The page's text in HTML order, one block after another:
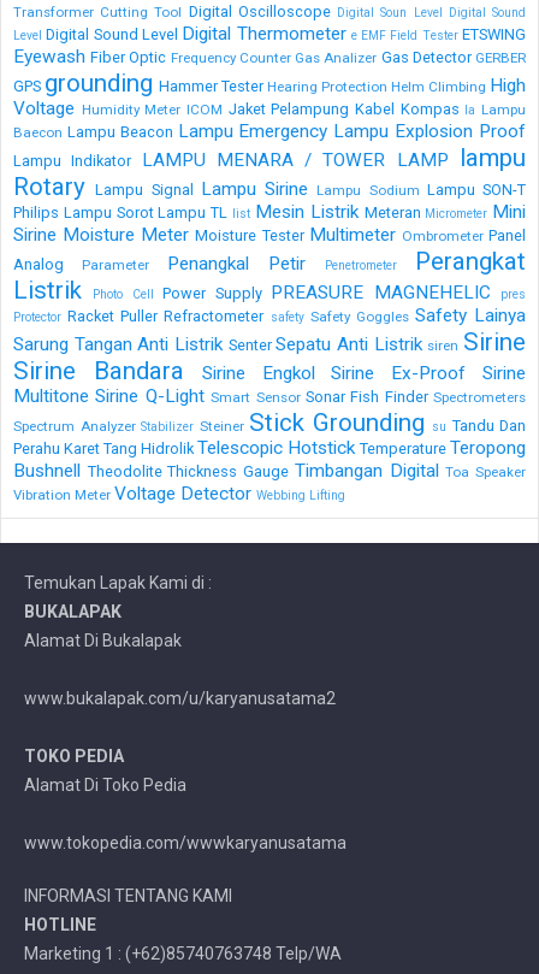
Transformer Cutting Tool Digital Oscilloscope Digital Soun Level Digital Sound
Level Digital Sound Level Digital Thermometer e EMF Field Tester ETSWING
Eyewash Fiber Optic Frequency Counter Gas Analizer Gas Detector GERBER
GPS grounding Hammer Tester Hearing Protection Helm Climbing High
Voltage Humidity Meter ICOM Jaket Pelampung Kabel Kompas la Lampu
Baecon Lampu Beacon Lampu Emergency Lampu Explosion Proof
Lampu Indikator LAMPU MENARA / TOWER LAMP
lampu
Rotary Lampu Signal Lampu Sirine Lampu Sodium Lampu SON-T
Philips Lampu Sorot Lampu TL list Mesin Listrik Meteran Micrometer Mini
Sirine Moisture Meter Moisture Tester Multimeter Ombrometer Panel
Analog
Parameter Penangkal Petir Penetrometer
Perangkat
Listrik
Photo Cell Power Supply PREASURE MAGNEHELIC
pres
Protector Racket Puller Refractometer safety Safety Goggles Safety Lainya
Sarung Tangan Anti Listrik Senter Sepatu Anti Listrik siren Sirine
Sirine Bandara
Sirine Engkol Sirine Ex-Proof
Sirine
Multitone Sirine Q-Light Smart Sensor Sonar Fish Finder Spectrometers
Spectrum Analyzer Stabilizer Steiner Stick Grounding su Tandu Dan
Perahu Karet Tang Hidrolik Telescopic Hotstick Temperature Teropong
Bushnell Theodolite Thickness Gauge Timbangan Digital Toa Speaker
Vibration Meter Voltage Detector Webbing Lifting
Temukan Lapak Kami di :
BUKALAPAK
Alamat Di Bukalapak
www.bukalapak.com/u/karyanusatama2
TOKO PEDIA
Alamat Di Toko Pedia
www.tokopedia.com/wwwkaryanusatama
INFORMASI TENTANG KAMI
HOTLINE
Marketing 1 : (+62)85740763748 Telp/WA